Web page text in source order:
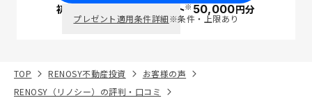
初回面談で ポイント※50,000円分
プレゼント適用条件詳細※条件・上限あり
TOP RENOSY不動産投資
お客様の声
RENOSY（リノシー）の評判・口コミ